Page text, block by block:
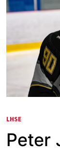
LHSE
Peter